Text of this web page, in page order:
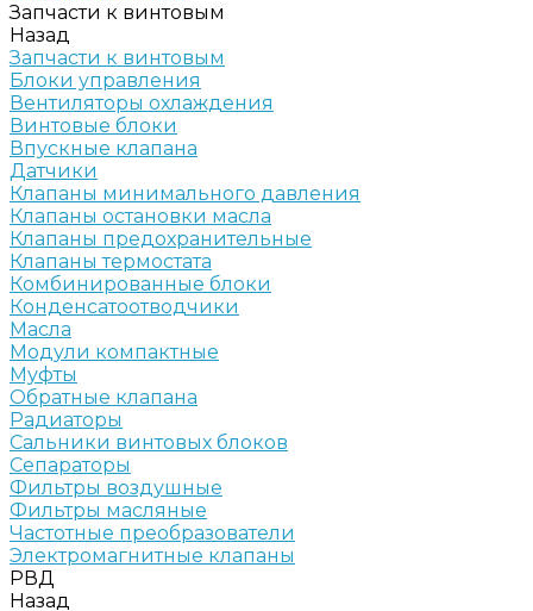
Запчасти к винтовым
Назад
Запчасти к винтовым
Блоки управления
Вентиляторы охлаждения
Винтовые блоки
Впускные клапана
Датчики
Клапаны минимального давления
Клапаны остановки масла
Клапаны предохранительные
Клапаны термостата
Комбинированные блоки
Конденсатоотводчики
Масла
Модули компактные
Муфты
Обратные клапана
Радиаторы
Сальники винтовых блоков
Сепараторы
Фильтры воздушные
Фильтры масляные
Частотные преобразователи
Электромагнитные клапаны
РВД
Назад